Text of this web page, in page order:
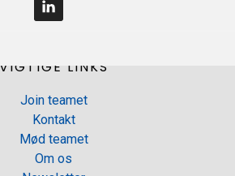
VIGTIGE LINKS
Join teamet
Kontakt
Mød teamet
Om os